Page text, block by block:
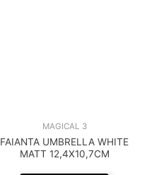
MAGICAL 3
FAIANTA UMBRELLA WHITE
MATT 12,4X10,7CM